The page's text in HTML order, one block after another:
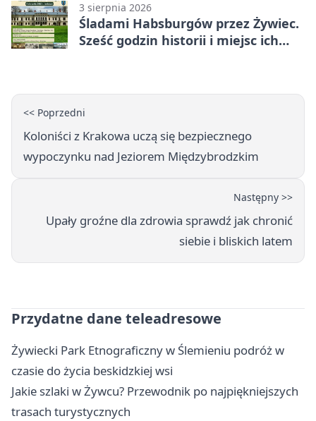
3 sierpnia 2026
Śladami Habsburgów przez Żywiec.
Sześć godzin historii i miejsc ich
<< Poprzedni
Koloniści z Krakowa uczą się bezpiecznego
wypoczynku nad Jeziorem Międzybrodzkim
Następny >>
Upały groźne dla zdrowia sprawdź jak chronić
siebie i bliskich latem
Przydatne dane teleadresowe
Żywiecki Park Etnograficzny w Ślemieniu podróż w
czasie do życia beskidzkiej wsi
Jakie szlaki w Żywcu? Przewodnik po najpiękniejszych
trasach turystycznych